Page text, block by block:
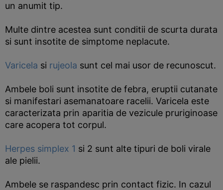
un anumit tip.
Multe dintre acestea sunt conditii de scurta durata
si sunt insotite de simptome neplacute.
Varicela si rujeola sunt cel mai usor de recunoscut.
Ambele boli sunt insotite de febra, eruptii cutanate
si manifestari asemanatoare racelii. Varicela este
caracterizata prin aparitia de vezicule pruriginoase
care acopera tot corpul.
Herpes simplex 1 si 2 sunt alte tipuri de boli virale
ale pielii.
Ambele se raspandesc prin contact fizic. In cazul